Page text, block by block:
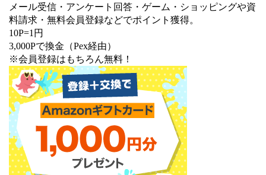
メール受信・アンケート回答・ゲーム・ショッピングや資
料請求・無料会員登録などでポイント獲得。
10P=1円
3,000Pで換金（Pex経由）
※会員登録はもちろん無料！